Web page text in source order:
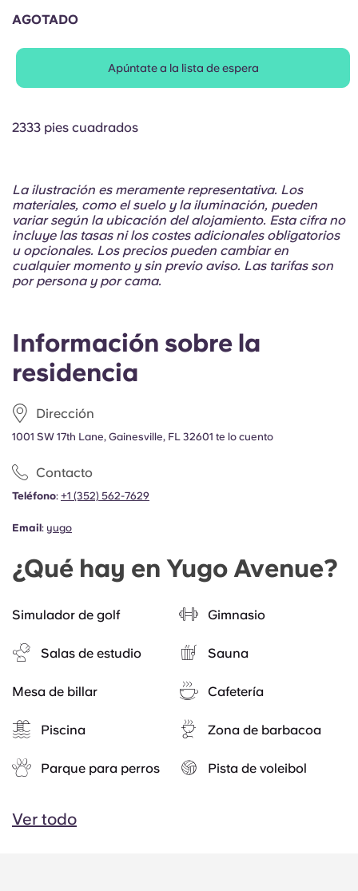
Deutsch
Italian
Portuguese
Información sobre la
residencia
Dirección
1001 SW 17th Lane, Gainesville, FL 32601 te lo cuento
Contacto
Teléfono: +1 (352) 562-7629
Email: yugo
¿Qué hay en Yugo Avenue?
Simulador de golf Gimnasio
Salas de estudio Sauna
Mesa de billar Cafetería
Piscina Zona de barbacoa
Parque para perros Pista de voleibol
Ver todo
AGOTADO
Apúntate a la lista de espera
2333 pies cuadrados
La ilustración es meramente representativa. Los
materiales, como el suelo y la iluminación, pueden
variar según la ubicación del alojamiento. Esta cifra no
incluye las tasas ni los costes adicionales obligatorios
u opcionales. Los precios pueden cambiar en
cualquier momento y sin previo aviso. Las tarifas son
por persona y por cama.